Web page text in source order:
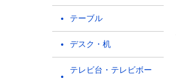
テーブル
デスク・机
テレビ台・テレビボー